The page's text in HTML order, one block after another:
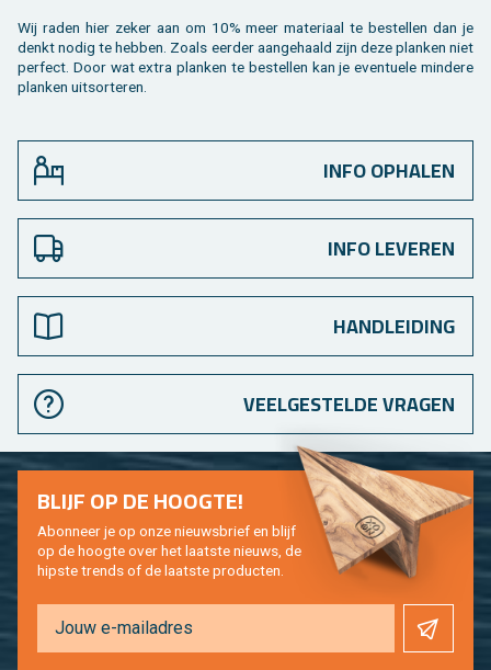
Wij raden hier zeker aan om 10% meer ma­te­ri­aal te be­stel­len dan je
denkt nodig te heb­ben. Zoals eer­der aan­ge­haald zijn deze plan­ken niet
per­fect. Door wat extra plan­ken te be­stel­len kan je even­tu­e­le min­de­re
plan­ken uit­sor­te­ren.
INFO OPHALEN
INFO LEVEREN
HANDLEIDING
VEELGESTELDE VRAGEN
BLIJF OP DE HOOG­TE!
Abon­neer je op onze nieuws­brief en blijf
op de hoog­te over het laat­ste nieuws, de
hip­s­te trends of de laat­ste pro­duc­ten.